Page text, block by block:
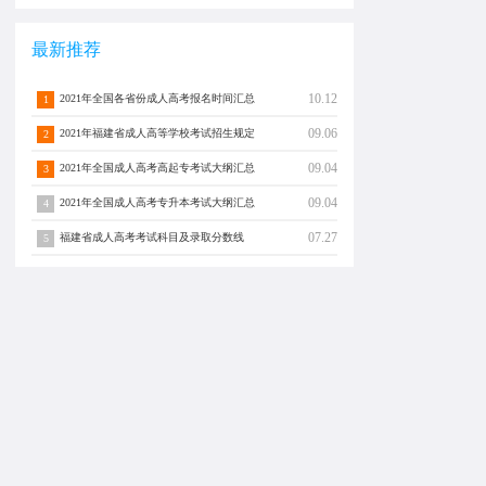
最新推荐
1 2021年全国各省份成人高考报名时间汇总 10.12
2 2021年福建省成人高等学校考试招生规定 09.06
3 2021年全国成人高考高起专考试大纲汇总 09.04
4 2021年全国成人高考专升本考试大纲汇总 09.04
5 福建省成人高考考试科目及录取分数线 07.27